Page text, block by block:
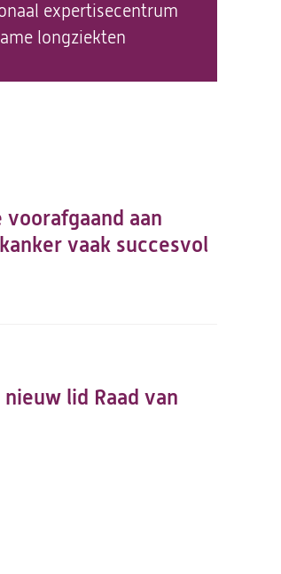
expertisecentrum
longziekten
aan
vaak succesvol
lid Raad van